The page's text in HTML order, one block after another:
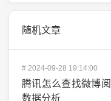
随机文章
# 2024-09-28 19:14:00
腾讯怎么查找微博
数据分析